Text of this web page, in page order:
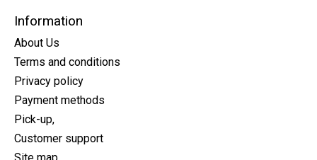
Information
About Us
Terms and conditions
Privacy policy
Payment methods
Pick-up,
Customer support